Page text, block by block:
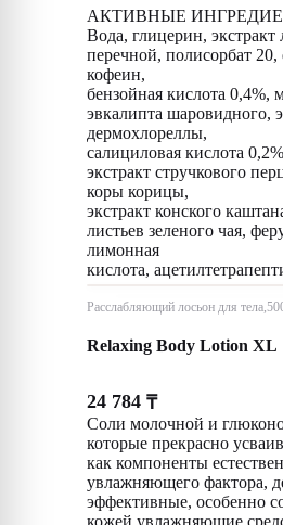
АКТИВНЫЕ
Вода, глицерин, экстракт
перечной, полисорбат 20,
кофеин,
бензойная кислота 0,4%,
эвкалипта шаровидного,
дермохлореллы,
салициловая кислота
экстракт стручкового
коры корицы,
экстракт конского
листьев зеленого чая,
лимонная
кислота,
Расслабляющий лосьон для
Relaxing Body Lotion XL
24 784 ₸
Соли молочной и
которые прекрасно
как компоненты
увлажняющего фактора,
эффективные, особенно
кожей увлажняющие